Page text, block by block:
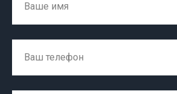
Ваше имя
Ваш телефон